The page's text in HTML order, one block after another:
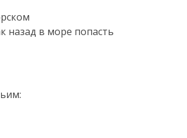
назад в море попасть